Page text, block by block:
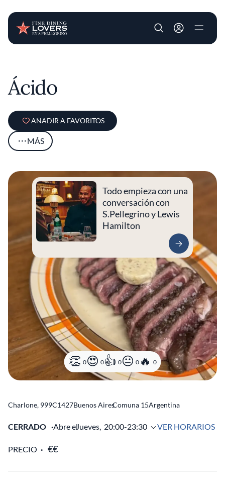
User account
Ácido
AÑADIR A FAVORITOS
MÁS
0 0 0 0 0
Todo empieza con una
conversación con
S.Pellegrino y Lewis
Hamilton
Charlone, 999C1427Buenos AiresComuna 15Argentina
CERRADO Abre elJueves, 20:00-23:30 VER HORARIOS
PRECIO